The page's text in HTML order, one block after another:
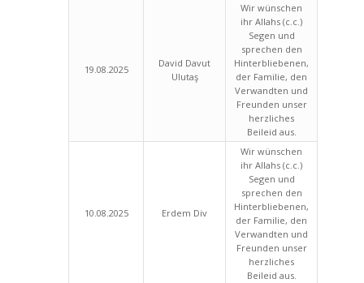
19.08.2025
David Davut
Ulutaş
Wir wünschen
ihr Allahs (c.c.)
Segen und
sprechen den
Hinterbliebenen,
der Familie, den
Verwandten und
Freunden unser
herzliches
Beileid aus.
10.08.2025 Erdem Div
Wir wünschen
ihr Allahs (c.c.)
Segen und
sprechen den
Hinterbliebenen,
der Familie, den
Verwandten und
Freunden unser
herzliches
Beileid aus.